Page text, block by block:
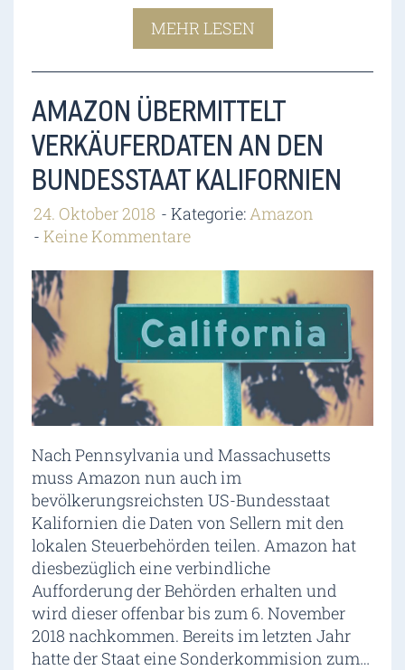
MEHR LESEN
AMAZON ÜBERMITTELT
VERKÄUFERDATEN AN DEN
BUNDESSTAAT KALIFORNIEN
24. Oktober 2018 Kategorie:Amazon
Keine Kommentare
Nach Pennsylvania und Massachusetts
muss Amazon nun auch im
bevölkerungsreichsten US-Bundesstaat
Kalifornien die Daten von Sellern mit den
lokalen Steuerbehörden teilen. Amazon hat
diesbezüglich eine verbindliche
Aufforderung der Behörden erhalten und
wird dieser offenbar bis zum 6. November
2018 nachkommen. Bereits im letzten Jahr
hatte der Staat eine Sonderkommision zum…